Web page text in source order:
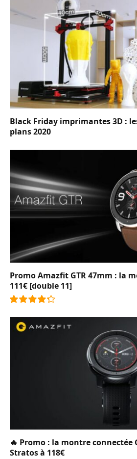
Black Friday imprimantes 3D :
plans 2020
Promo Amazfit GTR 47mm : la
111€ [double 11]
8.6
🔥 Promo : la montre connectée
Stratos à 118€